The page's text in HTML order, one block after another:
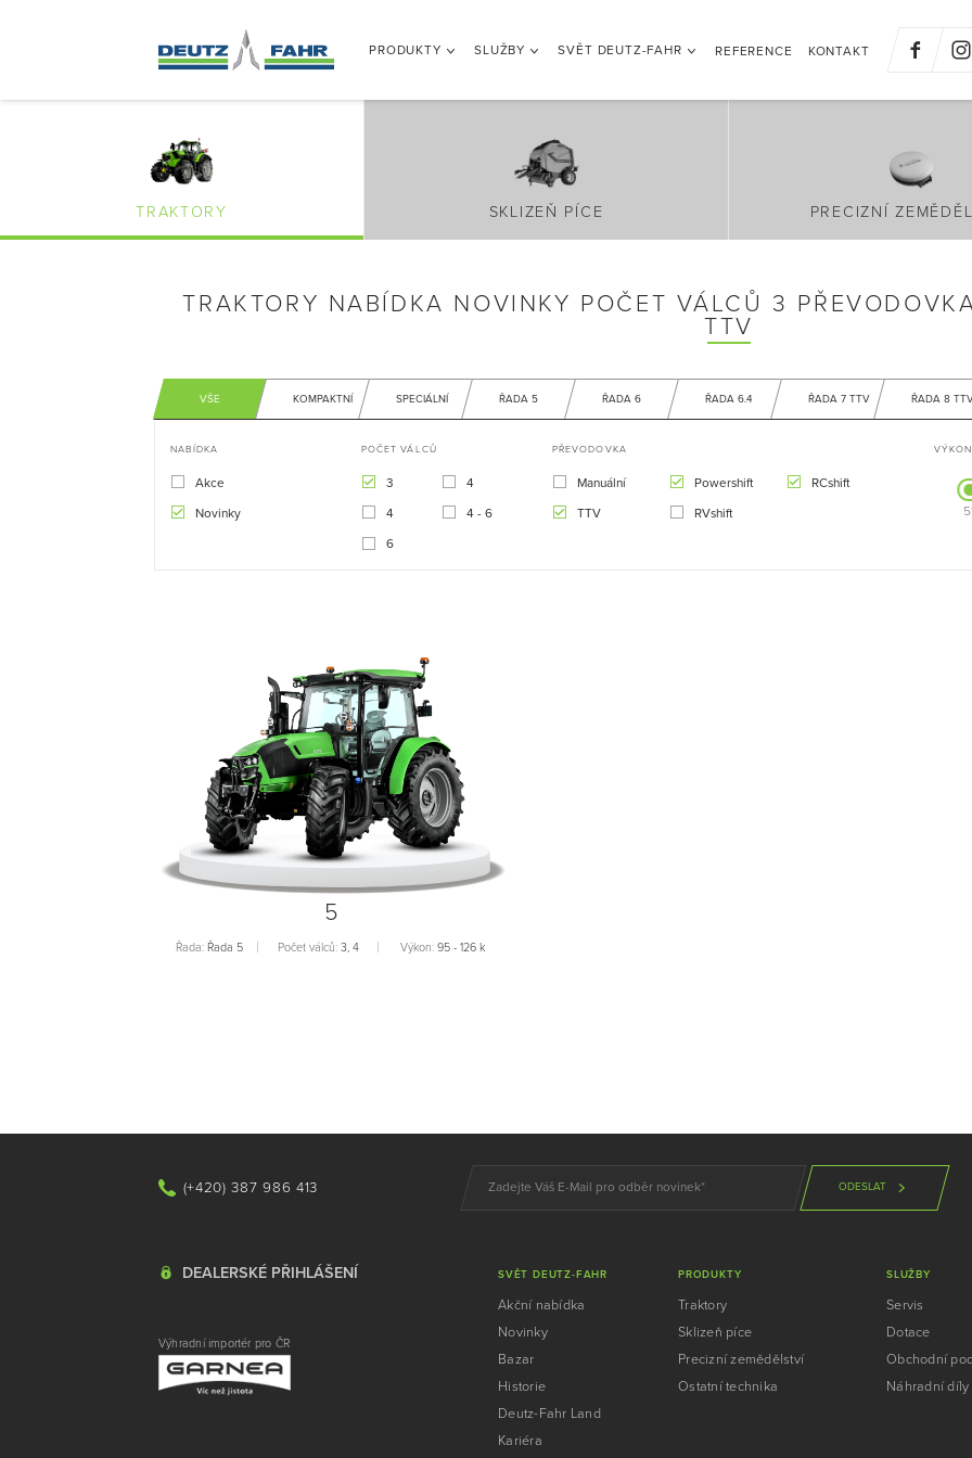
PRODUKTY SLUŽBY SVĚT DEUTZ-FAHR REFERENCE KONTAKT
TRAKTORY SKLIZEŇ PÍCE PRECIZNÍ
TRAKTORY NABÍDKA NOVINKY POČET VÁLCŮ 3
TTV
VŠE KOMPAKTNÍ SPECIÁLNÍ ŘADA 5 ŘADA 6 ŘADA 6.4 ŘADA 7 TTV ŘADA 8
NABÍDKA
Akce
Novinky
POČET VÁLCŮ
3 4
4 4 - 6
6
PŘEVODOVKA
Manuální Powershift RCshift
TTV RVshift
5
Řada: Řada 5 Počet válců: 3, 4 Výkon: 95 - 126 k
(+420) 387 986 413 ODESLAT
DEALERSKÉ PŘIHLÁŠENÍ
Výhradní importér pro ČR
SVĚT DEUTZ-FAHR
Akční nabídka
Novinky
Bazar
Historie
Deutz-Fahr Land
Kariéra
PRODUKTY
Traktory
Sklizeň píce
Precizní zemědělství
Ostatní technika
SLUŽBY
Servis
Dotace
Obchodní
Náhradní díly